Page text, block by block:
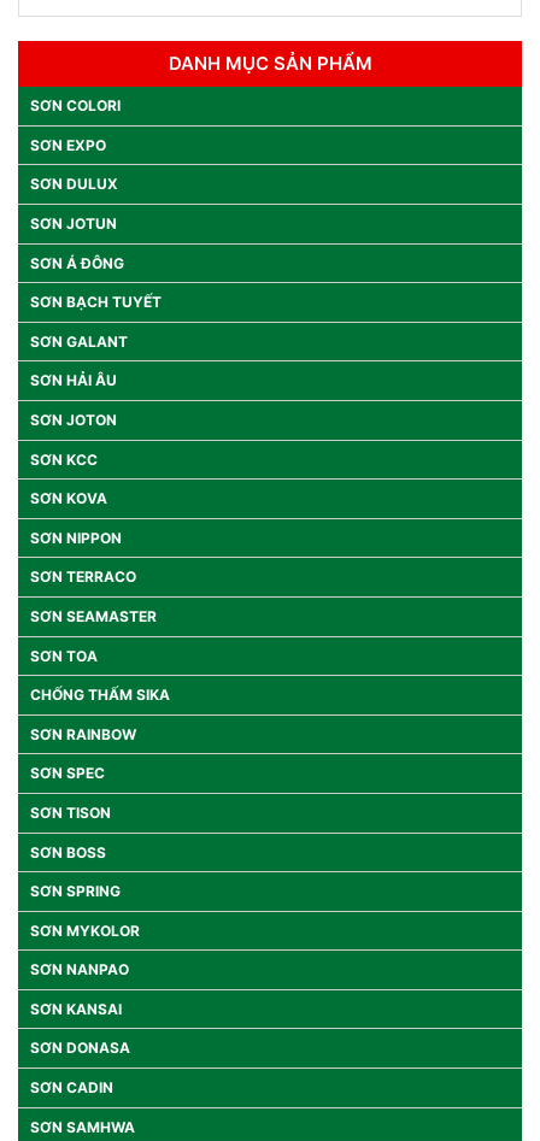
DANH MỤC SẢN PHẨM
SƠN COLORI
SƠN EXPO
SƠN DULUX
SƠN JOTUN
SƠN Á ĐÔNG
SƠN BẠCH TUYẾT
SƠN GALANT
SƠN HẢI ÂU
SƠN JOTON
SƠN KCC
SƠN KOVA
SƠN NIPPON
SƠN TERRACO
SƠN SEAMASTER
SƠN TOA
CHỐNG THẤM SIKA
SƠN RAINBOW
SƠN SPEC
SƠN TISON
SƠN BOSS
SƠN SPRING
SƠN MYKOLOR
SƠN NANPAO
SƠN KANSAI
SƠN DONASA
SƠN CADIN
SƠN SAMHWA